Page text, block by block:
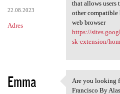
22.08.2023
Adres
that allows users
other
web browser
https://
sk-extension/
Emma
Are you
Are you looking
Francisco By